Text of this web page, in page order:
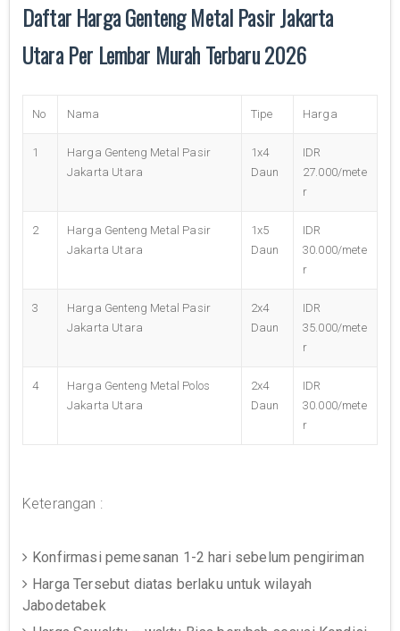
Daftar Harga Genteng Metal Pasir Jakarta
Utara Per Lembar Murah Terbaru 2026
No Nama Tipe Harga
1
Harga Genteng Metal Pasir
Jakarta Utara
1x4
Daun
IDR
27.000/mete
r
2
Harga Genteng Metal Pasir
Jakarta Utara
1x5
Daun
IDR
30.000/mete
r
3
Harga Genteng Metal Pasir
Jakarta Utara
2x4
Daun
IDR
35.000/mete
r
4
Harga Genteng Metal Polos
Jakarta Utara
2x4
Daun
IDR
30.000/mete
r
Keterangan :
Konfirmasi pemesanan 1-2 hari sebelum pengiriman
Harga Tersebut diatas berlaku untuk wilayah
Jabodetabek